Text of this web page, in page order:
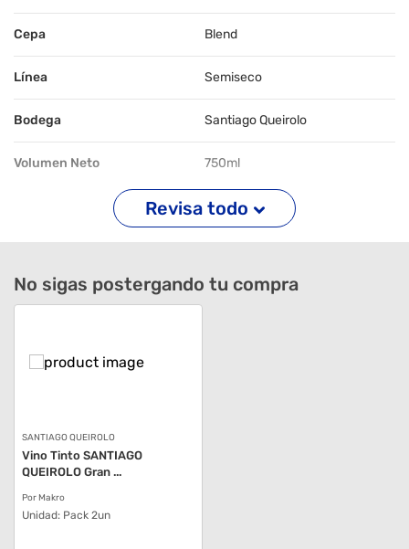
Cepa Blend
Línea Semiseco
Bodega Santiago Queirolo
Volumen Neto 750ml
Corcho
Temperatura Sugerida De
Consumo
Revisa todo
No sigas postergando tu compra
SANTIAGO QUEIROLO
Vino Tinto SANTIAGO
QUEIROLO Gran ...
Por Makro
Unidad: Pack 2un